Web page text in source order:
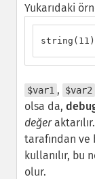
Yukarıdaki
$var1 , $var2
olsa da,
değer
tarafından ve
kullanılır, bu
olur.